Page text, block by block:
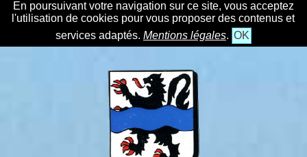
En poursuivant votre navigation sur ce site, vous acceptez
l'utilisation de cookies pour vous proposer des contenus et
services adaptés. Mentions légales. OK